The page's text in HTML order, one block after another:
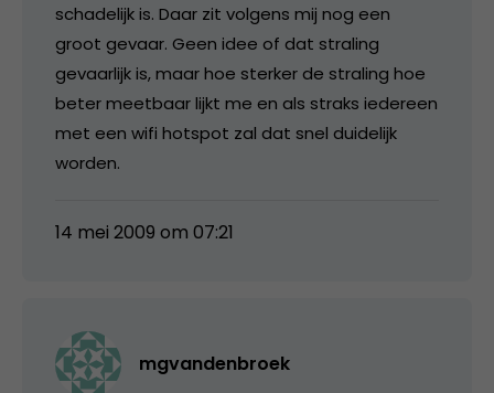
schadelijk is. Daar zit volgens mij nog een
groot gevaar. Geen idee of dat straling
gevaarlijk is, maar hoe sterker de straling hoe
beter meetbaar lijkt me en als straks iedereen
met een wifi hotspot zal dat snel duidelijk
worden.
14 mei 2009 om 07:21
mgvandenbroek